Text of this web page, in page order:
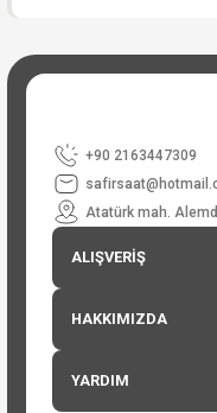
+90 2163447309
Atatürk mah.
ALIŞVERİŞ
HAKKIMIZDA
YARDIM